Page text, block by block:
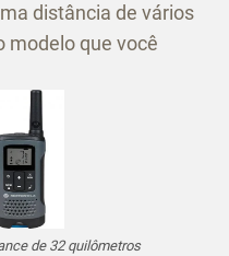
distância de vários
modelo que você
de 32 quilômetros